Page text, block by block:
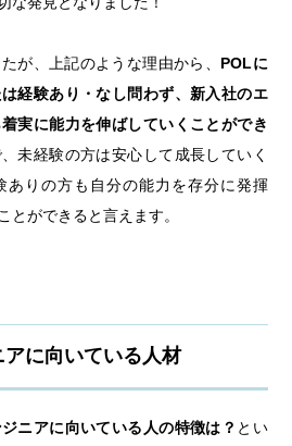
が、上記のような理由から、 POLに
経験あり・なし問わず、新入社のエ
実に能力を伸ばしていくことができ
未経験の方は安心して成長していく
ありの方も自分の能力を存分に発揮
とができると言えます。
に向いている人材
ニアに向いている人の特徴は？ とい